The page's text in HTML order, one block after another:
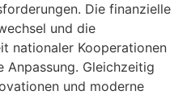
Die finanzielle
und die
nationaler Kooperationen
Gleichzeitig
und moderne